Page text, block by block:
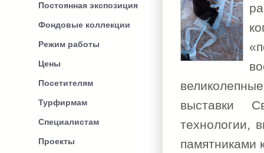
Постоянная экспозиция
Фондовые коллекции
Режим работы
Цены
Посетителям
Турфирмам
Специалистам
Проекты
выставки
технологии,
памятниками